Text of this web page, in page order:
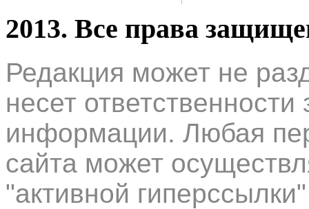
2013. Все права
Редакция может не
несет
информации. Любая
сайта может
"активной